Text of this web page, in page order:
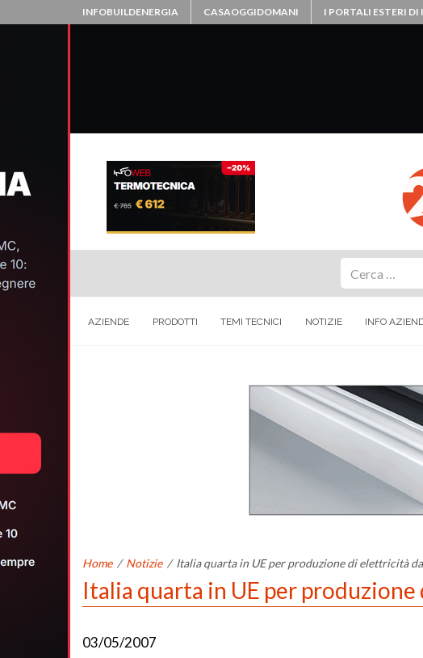
INFOBUILDENERGIA CASAOGGIDOMANI I PORTALI ESTERI
AZIENDE PRODOTTI TEMI TECNICI NOTIZIE INFO
Home / Notizie / Italia quarta in UE per produzione di elettricità
Italia quarta in UE per
03/05/2007